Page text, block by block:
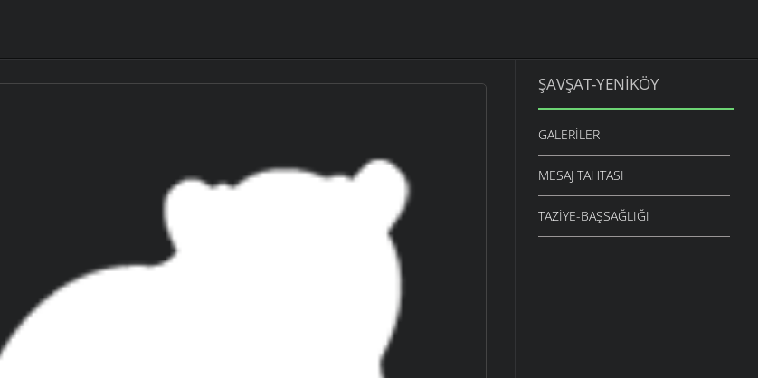
ŞAVŞAT-YENIKÖY
GALERILER
MESAJ TAHTASI
TAZIYE-BAŞSAĞLIĞI